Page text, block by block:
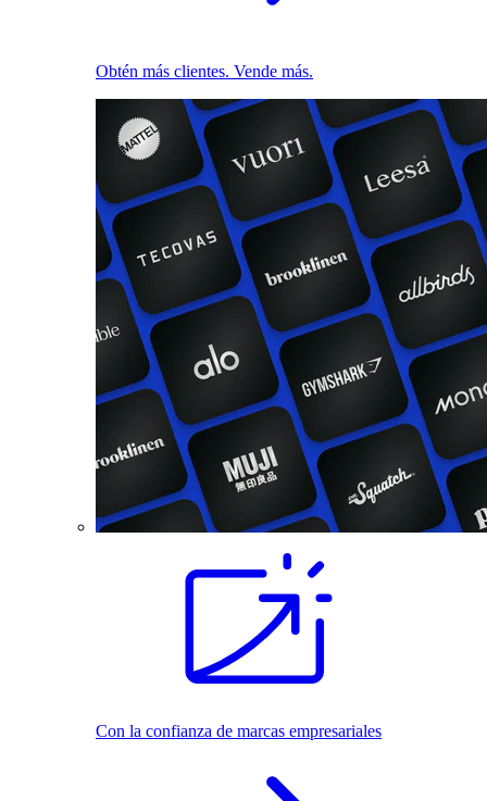
Obtén más clientes. Vende más.
Con la confianza de marcas empresariales